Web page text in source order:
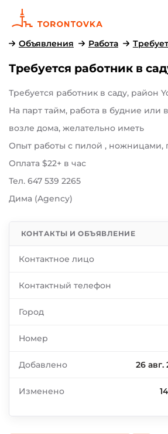
Объявления Работа
Требуется работник в
Требуется работник в саду, район
На парт тайм, работа в будние или
возле дома, желательно иметь
Опыт работы с пилой , ножницами,
Оплата $22+ в час
Тел. 647 539 2265
Дима (Agency)
КОНТАКТЫ И ОБЪЯВЛЕНИЕ
Контактное лицо
Контактный телефон
Город
Номер
Добавлено 26 авг.
Изменено